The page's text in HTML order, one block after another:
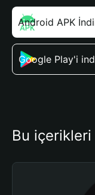
Android APK
Google Play'i
Bu